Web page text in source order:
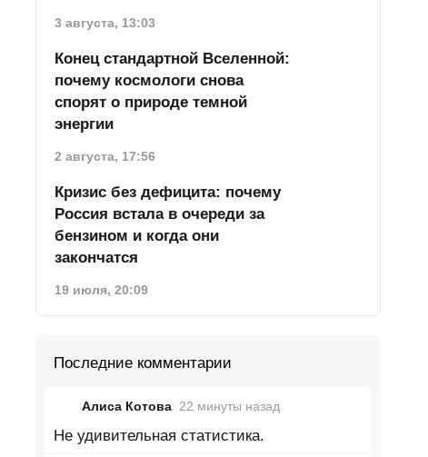
3 августа, 13:03
Конец стандартной Вселенной:
почему космологи снова
спорят о природе темной
энергии
2 августа, 17:56
Кризис без дефицита: почему
Россия встала в очереди за
бензином и когда они
закончатся
19 июля, 20:09
Последние комментарии
Алиса Котова 22 минуты назад
Не удивительная статистика.